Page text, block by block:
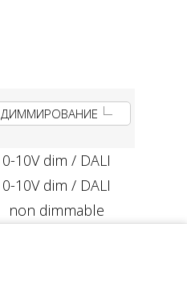
ДИММИРОВАНИЕ
0-10V dim / DALI
0-10V dim / DALI
non dimmable